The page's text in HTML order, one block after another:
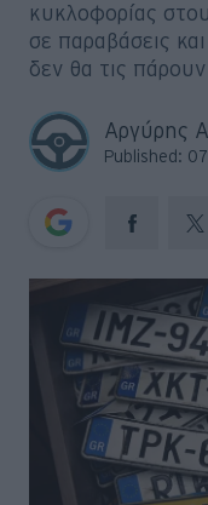
κυκλοφορίας
σε παραβάσεις
δεν θα τις
Αργύρης
Published:
Retro
Gaming
Συνεντεύξεις